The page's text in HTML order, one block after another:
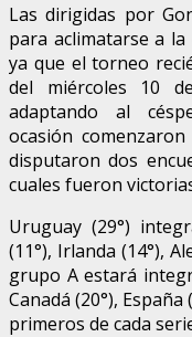
Las dirigidas por
para aclimatarse a
ya que el torneo
del miércoles 10
adaptando al
ocasión
disputaron dos
cuales fueron
Uruguay (29°)
(11°), Irlanda (14°),
grupo A estará
Canadá (20°),
primeros de cada